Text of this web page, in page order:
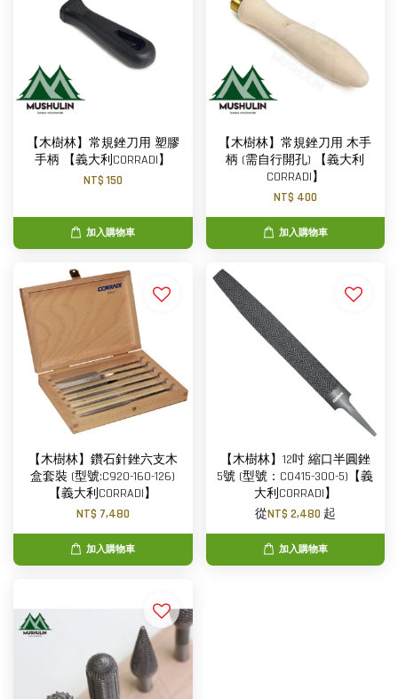
【木樹林】常規銼刀用 塑膠
手柄 【義大利CORRADI】
NT$ 150
加入購物車
【木樹林】常規銼刀用 木手
柄 (需自行開孔) 【義大利
CORRADI】
NT$ 400
加入購物車
【木樹林】鑽石針銼六支木
盒套裝 (型號:C920-160-126)
【義大利CORRADI】
NT$ 7,480
加入購物車
【木樹林】12吋 縮口半圓銼
5號 (型號：C0415-300-5)【義
大利CORRADI】
從NT$ 2,480 起
加入購物車